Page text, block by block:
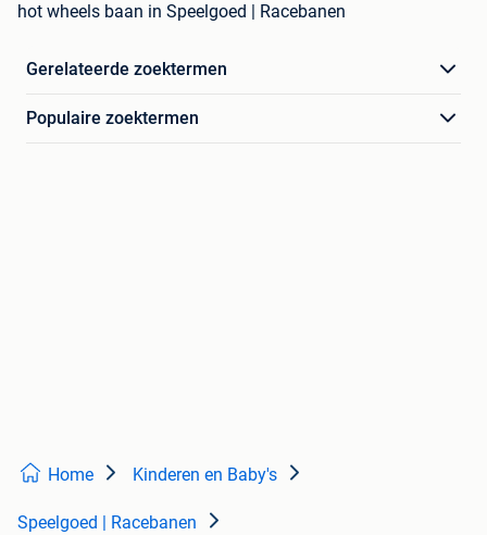
hot wheels baan in Speelgoed | Racebanen
Gerelateerde zoektermen
Populaire zoektermen
Home Kinderen en Baby's
Speelgoed | Racebanen